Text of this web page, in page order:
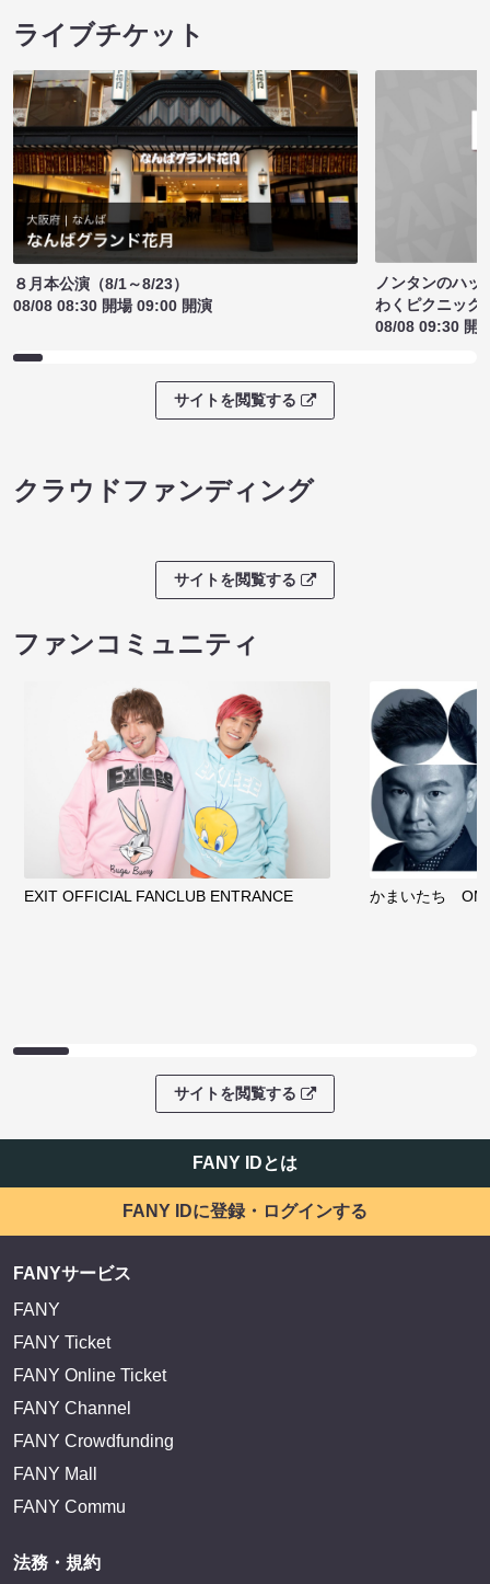
ライブチケット
８月本公演（8/1～8/23）
08/08 08:30 開場 09:00 開演
ノンタンのハッ
わくピクニック
08/08 09:30 開
サイトを閲覧する
クラウドファンディング
サイトを閲覧する
ファンコミュニティ
EXIT OFFICIAL FANCLUB ENTRANCE かまいたち
サイトを閲覧する
FANY IDとは
FANY IDに登録・ログインする
FANYサービス
FANY
FANY Ticket
FANY Online Ticket
FANY Channel
FANY Crowdfunding
FANY Mall
FANY Commu
法務・規約